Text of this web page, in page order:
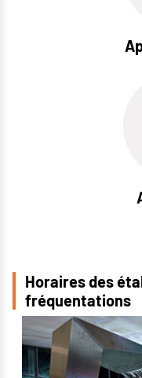
Horaires des
fréquentations